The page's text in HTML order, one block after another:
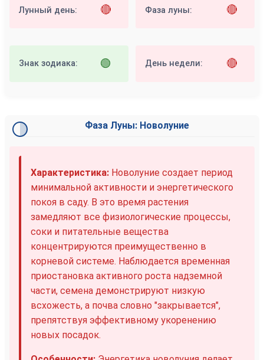
Лунный день: 🔴 Фаза луны: 🔴
Знак зодиака: 🟢 День недели: 🔴
Фаза Луны: Новолуние
Характеристика: Новолуние создает период
минимальной активности и энергетического
покоя в саду. В это время растения
замедляют все физиологические процессы,
соки и питательные вещества
концентрируются преимущественно в
корневой системе. Наблюдается временная
приостановка активного роста надземной
части, семена демонстрируют низкую
всхожесть, а почва словно "закрывается",
препятствуя эффективному укоренению
новых посадок.